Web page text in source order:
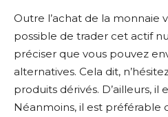
Outre l’achat de la monnaie
possible de trader cet actif
préciser que vous pouvez
alternatives. Cela dit,
produits dérivés. D’ailleurs,
Néanmoins, il est préférable